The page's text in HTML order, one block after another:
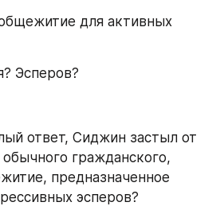
для активных
Эсперов?
ответ, Сиджин застыл от
гражданского,
предназначенное
эсперов?